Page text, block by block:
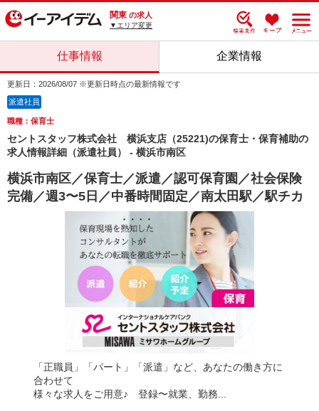
関東 の求人
▼エリア変更
仕事情報 企業情報
更新日：2026/08/07 ※更新日時点の最新情報です
派遣社員
職種：保育士
セントスタッフ株式会社 横浜支店（25221)の保育士・保育補助の
求人情報詳細（派遣社員） - 横浜市南区
横浜市南区／保育士／派遣／認可保育園／社会保険
完備／週3〜5日／中番時間固定／南太田駅／駅チカ
「正職員」「パート」「派遣」など、あなたの働き方に
合わせて
様々な求人をご用意♪ 登録〜就業、勤務...